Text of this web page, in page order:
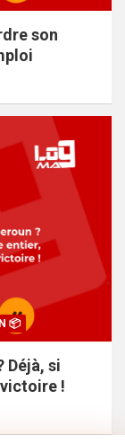
son
📦
Déjà, si
!